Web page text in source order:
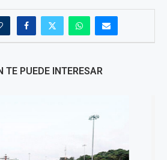
TE PUEDE INTERESAR